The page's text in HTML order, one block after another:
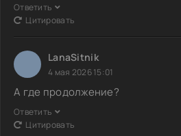
Ответить
Цитировать
LanaSitnik
4 мая 2026 15:01
А где продолжение?
Ответить
Цитировать